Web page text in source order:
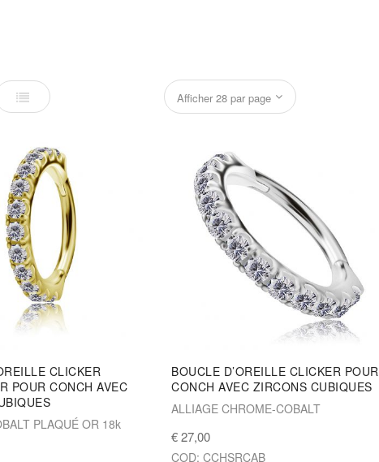
Liste
CLICKER
POUR CONCH AVEC
PLAQUÉ OR 18k
BOUCLE D’OREILLE CLICKER POUR
CONCH AVEC ZIRCONS CUBIQUES
ALLIAGE CHROME-COBALT
€ 27,00
COD: CCHSRCAB